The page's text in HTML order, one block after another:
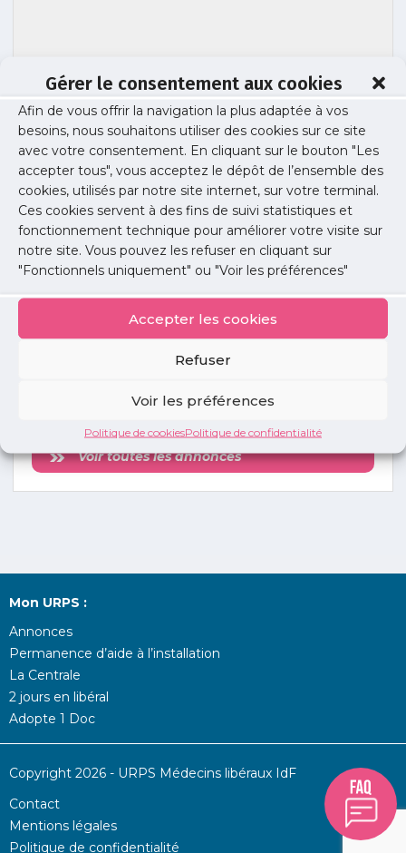
Gérer le consentement aux cookies
Afin de vous offrir la navigation la plus adaptée à vos
besoins, nous souhaitons utiliser des cookies sur ce site
avec votre consentement. En cliquant sur le bouton "Les
accepter tous", vous acceptez le dépôt de l’ensemble des
cookies, utilisés par notre site internet, sur votre terminal.
Ces cookies servent à des fins de suivi statistiques et
fonctionnement technique pour améliorer votre visite sur
notre site. Vous pouvez les refuser en cliquant sur
"Fonctionnels uniquement" ou "Voir les préférences"
Accepter les cookies
Refuser
Voir les préférences
Politique de cookiesPolitique de confidentialité
colloque-si-cabinet-liberal
Publié le :4 juillet 2017
Partager cet article :
annonces
Voir toutes les annonces
Mon URPS :
Annonces
Permanence d’aide à l’installation
La Centrale
2 jours en libéral
Adopte 1 Doc
Copyright 2026 - URPS Médecins libéraux IdF
Contact
Mentions légales
Politique de confidentialité